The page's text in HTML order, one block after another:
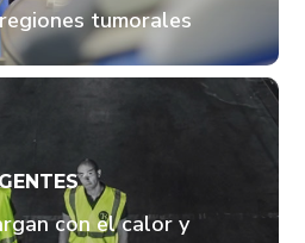
tumorales
con el calor y